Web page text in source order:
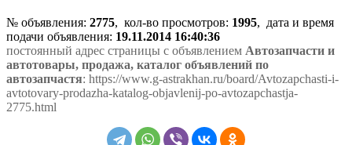
№ объявления: 2775, кол-во просмотров: 1995, дата и время
подачи объявления: 19.11.2014 16:40:36
постоянный адрес страницы с объявлением Автозапчасти и
автотовары, продажа, каталог объявлений по
автозапчастя: https://www.g-astrakhan.ru/board/Avtozapchasti-i-
avtotovary-prodazha-katalog-objavlenij-po-avtozapchastja-
2775.html